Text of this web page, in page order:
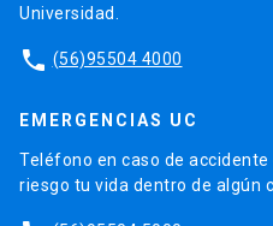
Universidad.
phone (56)95504 4000
EMERGENCIAS UC
Teléfono en caso de
riesgo tu vida dentro de algún